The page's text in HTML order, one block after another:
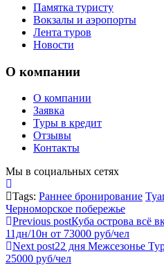
Памятка туристу
Вокзалы и аэропорты
Лента туров
Новости
О компании
О компании
Заявка
Туры в кредит
Отзывы
Контакты
Мы в социальных сетях
Tags: Раннее бронирование
Черноморское побережье
Previous postКуба острова всё
11дн/10н от 73000 руб/чел
Next post22 дня Межсезонье
25000 руб/чел